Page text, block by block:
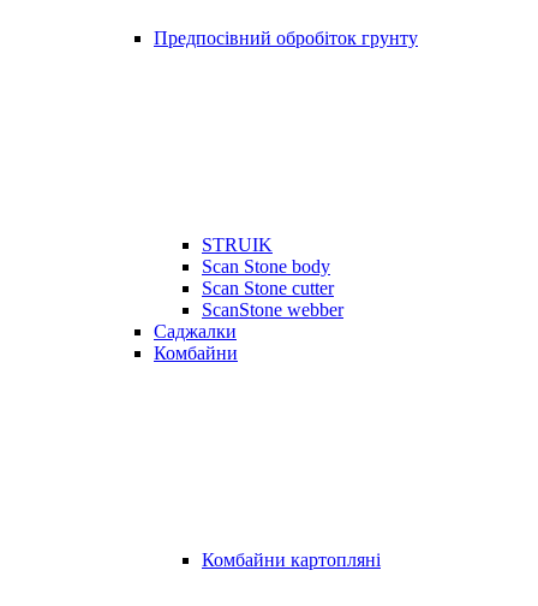
Предпосівний обробіток грунту
STRUIK
Scan Stone body
Scan Stone cutter
ScanStone webber
Саджалки
Комбайни
Комбайни картопляні